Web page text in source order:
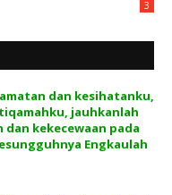
3
dan kesihatanku,
jauhkanlah
kekecewaan pada
Engkaulah